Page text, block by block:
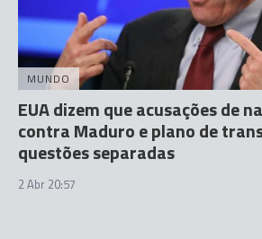
MUNDO
EUA dizem que acusações de
contra Maduro e plano de
questões separadas
2 Abr 20:57